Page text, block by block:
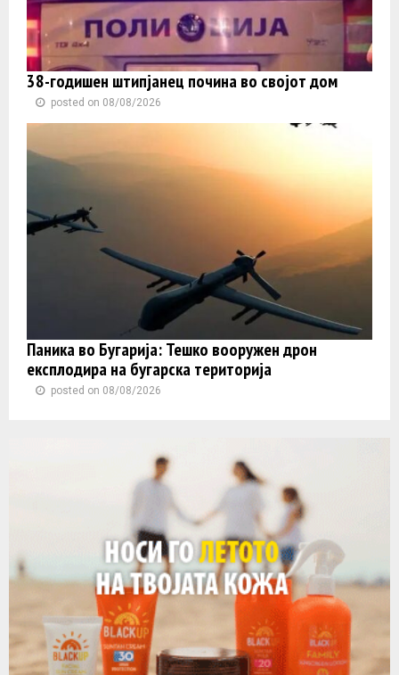
38-годишен штипјанец почина во својот дом
posted on 08/08/2026
Паника во Бугарија: Тешко вооружен дрон
експлодира на бугарска територија
posted on 08/08/2026